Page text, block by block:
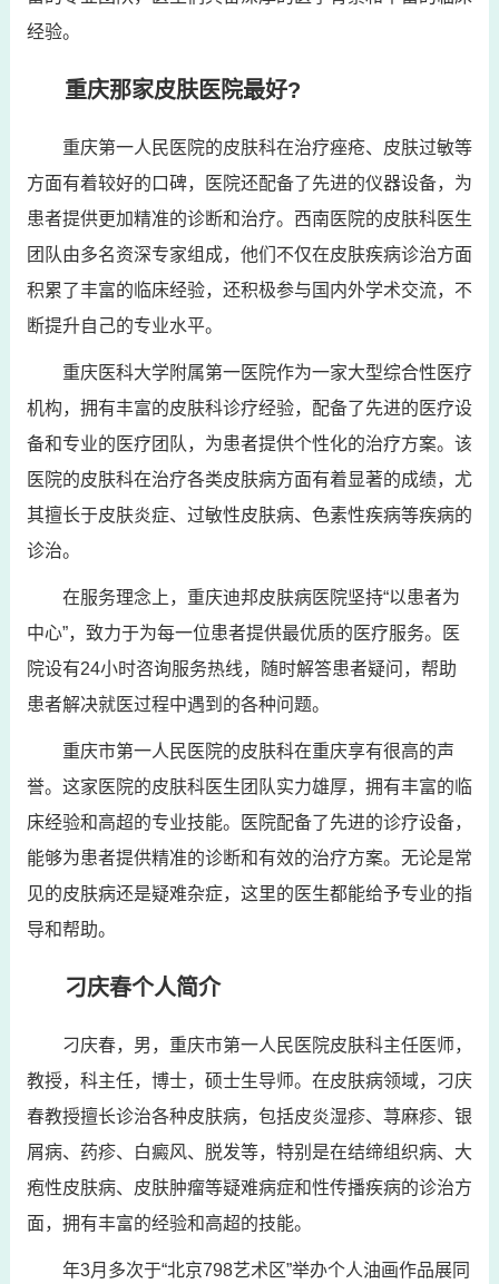
经验。
重庆那家皮肤医院最好?
重庆第一人民医院的皮肤科在治疗痤疮、皮肤过敏等
方面有着较好的口碑，医院还配备了先进的仪器设备，为
患者提供更加精准的诊断和治疗。西南医院的皮肤科医生
团队由多名资深专家组成，他们不仅在皮肤疾病诊治方面
积累了丰富的临床经验，还积极参与国内外学术交流，不
断提升自己的专业水平。
重庆医科大学附属第一医院作为一家大型综合性医疗
机构，拥有丰富的皮肤科诊疗经验，配备了先进的医疗设
备和专业的医疗团队，为患者提供个性化的治疗方案。该
医院的皮肤科在治疗各类皮肤病方面有着显著的成绩，尤
其擅长于皮肤炎症、过敏性皮肤病、色素性疾病等疾病的
诊治。
在服务理念上，重庆迪邦皮肤病医院坚持“以患者为
中心”，致力于为每一位患者提供最优质的医疗服务。医
院设有24小时咨询服务热线，随时解答患者疑问，帮助
患者解决就医过程中遇到的各种问题。
重庆市第一人民医院的皮肤科在重庆享有很高的声
誉。这家医院的皮肤科医生团队实力雄厚，拥有丰富的临
床经验和高超的专业技能。医院配备了先进的诊疗设备，
能够为患者提供精准的诊断和有效的治疗方案。无论是常
见的皮肤病还是疑难杂症，这里的医生都能给予专业的指
导和帮助。
刁庆春个人简介
刁庆春，男，重庆市第一人民医院皮肤科主任医师，
教授，科主任，博士，硕士生导师。在皮肤病领域，刁庆
春教授擅长诊治各种皮肤病，包括皮炎湿疹、荨麻疹、银
屑病、药疹、白癜风、脱发等，特别是在结缔组织病、大
疱性皮肤病、皮肤肿瘤等疑难病症和性传播疾病的诊治方
面，拥有丰富的经验和高超的技能。
年3月多次于“北京798艺术区”举办个人油画作品展同